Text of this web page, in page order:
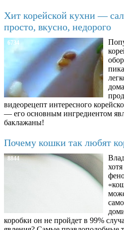
Хит корейской кухни —
просто, вкусно, недорого
6734
видеорецепт интересного
— его основным ингредиентом
баклажаны!
Почему кошки так любят
8844
коробки он не пройдет в 99%